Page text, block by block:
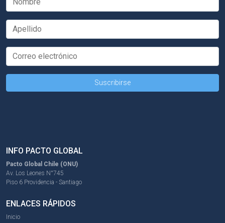
INFO PACTO GLOBAL
Pacto Global Chile (ONU)
Av. Los Leones N°745
Piso 6 Providencia - Santiago
ENLACES RÁPIDOS
Inicio